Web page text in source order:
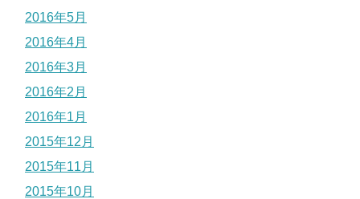
2016年5月
2016年4月
2016年3月
2016年2月
2016年1月
2015年12月
2015年11月
2015年10月